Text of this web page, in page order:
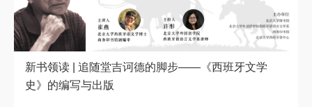
新书领读 | 追随堂吉诃德的脚步——《西班牙文学
史》的编写与出版